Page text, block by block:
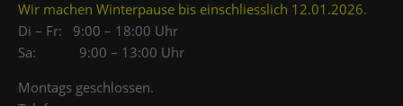
Wir machen Winterpause bis einschliesslich 12.01.2026.
Di – Fr: 9:00 – 18:00 Uhr
Sa: 9:00 – 13:00 Uhr
Montags geschlossen.